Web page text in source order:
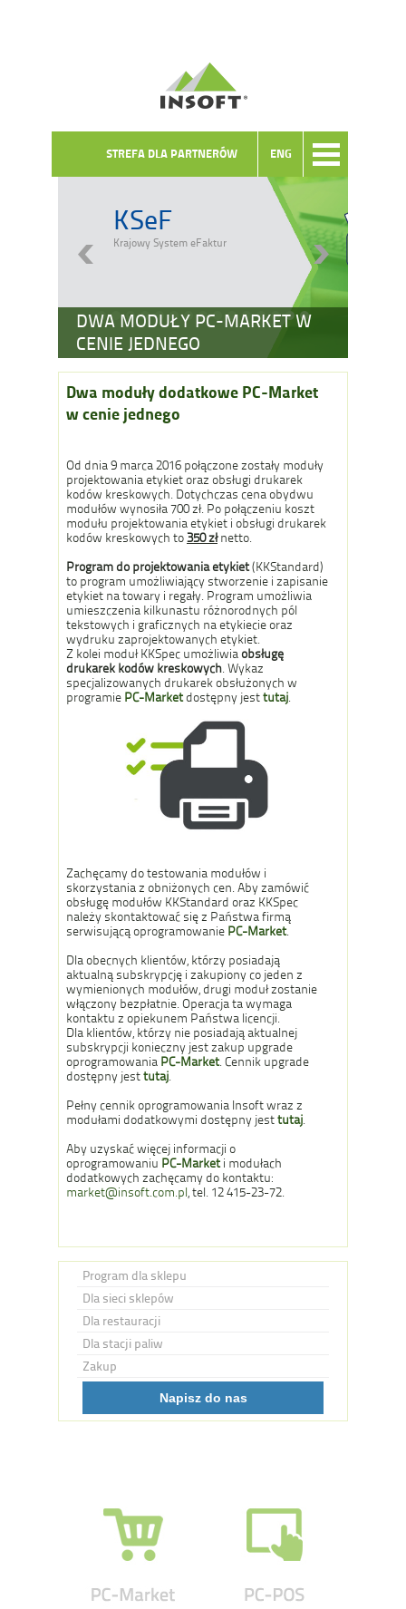
ENG
STREFA DLA PARTNERÓW
DWA MODUŁY PC-MARKET W
CENIE JEDNEGO
KSeF
Krajowy System eFaktur
Dwa moduły dodatkowe PC-Market
w cenie jednego
Od dnia 9 marca 2016 połączone zostały moduły
projektowania etykiet oraz obsługi drukarek
kodów kreskowych. Dotychczas cena obydwu
modułów wynosiła 700 zł. Po połączeniu koszt
modułu projektowania etykiet i obsługi drukarek
kodów kreskowych to 350 złnetto.
Program do projektowania etykiet(KKStandard)
to program umożliwiający stworzenie i zapisanie
etykiet na towary i regały. Program umożliwia
umieszczenia kilkunastu różnorodnych pól
tekstowych i graficznych na etykiecie oraz
wydruku zaprojektowanych etykiet.
Z kolei moduł KKSpec umożliwiaobsługę
drukarek kodów kreskowych . Wykaz
specjalizowanych drukarek obsłużonych w
programie PC-Market dostępny jesttutaj
Zachęcamy do testowania modułów i
skorzystania z obniżonych cen. Aby zamówić
obsługę modułów KKStandard oraz KKSpec
należy skontaktować się z Państwa firmą
serwisującą oprogramowanie PC-Market
Dla obecnych klientów, którzy posiadają
aktualną subskrypcję i zakupiony co jeden z
wymienionych modułów, drugi moduł zostanie
włączony bezpłatnie. Operacja ta wymaga
kontaktu z opiekunem Państwa licencji.
Dla klientów, którzy nie posiadają aktualnej
subskrypcji konieczny jest zakup upgrade
oprogramowania PC-Market . Cennik upgrade
dostępny jesttutaj
Pełny cennik oprogramowania Insoft wraz z
modułami dodatkowymi dostępny jesttutaj
Aby uzyskać więcej informacji o
oprogramowaniu PC-Market i modułach
dodatkowych zachęcamy do kontaktu:
market@insoft.com.pl , tel. 12 415-23-72.
Program dla sklepu
Dla sieci sklepów
Dla restauracji
Dla stacji paliw
Zakup
Napisz do nas